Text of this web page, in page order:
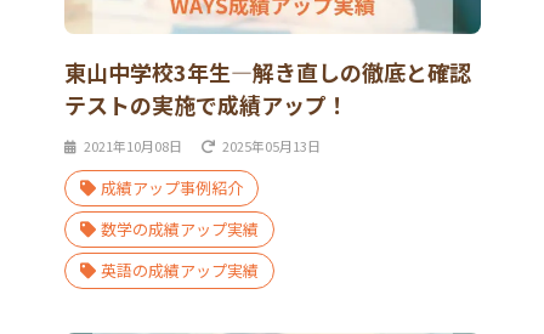
東山中学校3年生―解き直しの徹底と確認
テストの実施で成績アップ！
2021年10月08日 2025年05月13日
成績アップ事例紹介
数学の成績アップ実績
英語の成績アップ実績